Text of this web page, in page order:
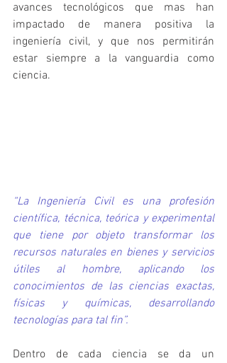
avances tecnológicos que mas han
impactado de manera positiva la
ingeniería civil, y que nos permitirán
estar siempre a la vanguardia como
ciencia.
“La Ingeniería Civil es una profesión
científica, técnica, teórica y experimental
que tiene por objeto transformar los
recursos naturales en bienes y servicios
útiles al hombre, aplicando los
conocimientos de las ciencias exactas,
físicas y químicas, desarrollando
tecnologías para tal fin”.
Dentro de cada ciencia se da un